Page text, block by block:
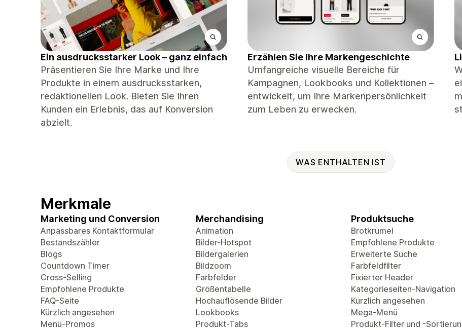
Ein ausdrucksstarker Look – ganz einfach
Präsentieren Sie Ihre Marke und Ihre
Produkte in einem ausdrucksstarken,
redaktionellen Look. Bieten Sie Ihren
Kunden ein Erlebnis, das auf Konversion
abzielt.
Erzählen Sie Ihre Markengeschichte
Umfangreiche visuelle Bereiche für
Kampagnen, Lookbooks und Kollektionen –
entwickelt, um Ihre Markenpersönlichkeit
zum Leben zu erwecken.
WAS ENTHALTEN IST
Merkmale
Marketing und Conversion
Anpassbares Kontaktformular
Bestandszähler
Blogs
Countdown Timer
Cross-Selling
Empfohlene Produkte
FAQ-Seite
Kürzlich angesehen
Menü-Promos
Merchandising
Animation
Bilder-Hotspot
Bildergalerien
Bildzoom
Farbfelder
Größentabelle
Hochauflösende Bilder
Lookbooks
Produkt-Tabs
Produktsuche
Brotkrümel
Empfohlene Produkte
Erweiterte Suche
Farbfeldfilter
Fixierter Header
Kategorieseiten-Navigation
Kürzlich angesehen
Mega-Menü
Produkt-Filter und -